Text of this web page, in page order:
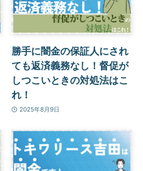
勝手に闇金の保証人にされ
ても返済義務なし！督促が
しつこいときの対処法はこ
れ！
2025年8月9日